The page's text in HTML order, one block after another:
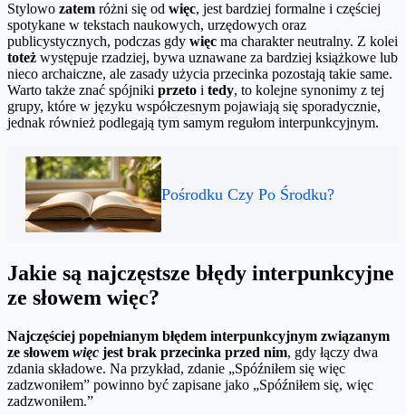
Stylowo zatem różni się od więc, jest bardziej formalne i częściej
spotykane w tekstach naukowych, urzędowych oraz
publicystycznych, podczas gdy więc ma charakter neutralny. Z kolei
toteż występuje rzadziej, bywa uznawane za bardziej książkowe lub
nieco archaiczne, ale zasady użycia przecinka pozostają takie same.
Warto także znać spójniki przeto i tedy, to kolejne synonimy z tej
grupy, które w języku współczesnym pojawiają się sporadycznie,
jednak również podlegają tym samym regułom interpunkcyjnym.
Pośrodku Czy Po Środku?
Jakie są najczęstsze błędy interpunkcyjne
ze słowem więc?
Najczęściej popełnianym błędem interpunkcyjnym związanym
ze słowem więc jest brak przecinka przed nim, gdy łączy dwa
zdania składowe. Na przykład, zdanie „Spóźniłem się więc
zadzwoniłem” powinno być zapisane jako „Spóźniłem się, więc
zadzwoniłem.”